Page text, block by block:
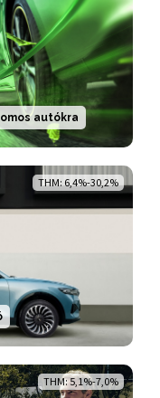
autókra
THM: 6,4%-30,2%
THM: 5,1%-7,0%